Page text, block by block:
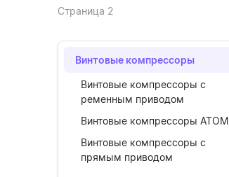
Страница 2
Винтовые компрессоры
Винтовые компрессоры с
ременным приводом
Винтовые компрессоры АТОМ
Винтовые компрессоры с
прямым приводом